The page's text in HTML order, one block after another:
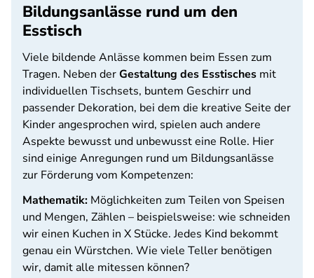
Bildungsanlässe rund um den
Esstisch
Viele bildende Anlässe kommen beim Essen zum
Tragen. Neben derGestaltung des Esstisches mit
individuellen Tischsets, buntem Geschirr und
passender Dekoration, bei dem die kreative Seite der
Kinder angesprochen wird, spielen auch andere
Aspekte bewusst und unbewusst eine Rolle. Hier
sind einige Anregungen rund um Bildungsanlässe
zur Förderung vom Kompetenzen:
Mathematik: Möglichkeiten zum Teilen von Speisen
und Mengen, Zählen – beispielsweise: wie schneiden
wir einen Kuchen in X Stücke. Jedes Kind bekommt
genau ein Würstchen. Wie viele Teller benötigen
wir, damit alle mitessen können?